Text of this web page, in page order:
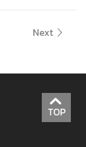
Next
TOP